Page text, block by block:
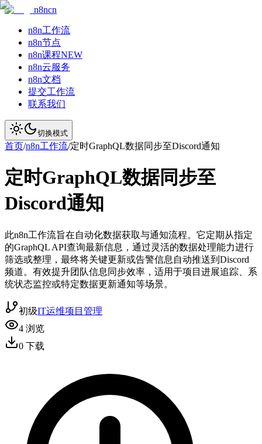
n8ncn
n8n工作流
n8n节点
n8n课程NEW
n8n云服务
n8n文档
提交工作流
联系我们
切换模式
首页/n8n工作流/定时GraphQL数据同步至Discord通知
定时GraphQL数据同步至
Discord通知
此n8n工作流旨在自动化数据获取与通知流程。它定期从指定
的GraphQL API查询最新信息，通过灵活的数据处理能力进行
筛选或整理，最终将关键更新或告警信息自动推送到Discord
频道。有效提升团队信息同步效率，适用于项目进展追踪、系
统状态监控或特定数据更新通知等场景。
初级IT运维项目管理
4 浏览
0 下载